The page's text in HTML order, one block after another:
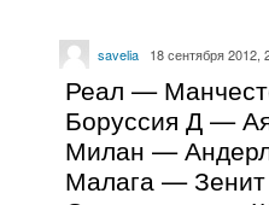
savelia 18 сентября 2012,
Реал —
Боруссия Д —
Милан —
Малага —